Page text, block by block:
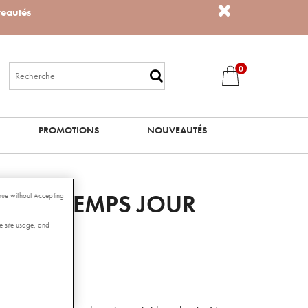
0
PROMOTIONS NOUVEAUTÉS
TEMPS JOUR
site usage, and
without Accepting